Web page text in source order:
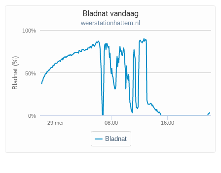
Bladnat (%)
Bladnat vandaag
weerstationhattem.nl
Bladnat
29 mei 08:00 16:00
0%
50%
100%